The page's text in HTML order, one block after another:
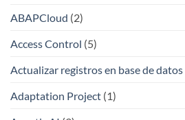
ABAPCloud (2)
Access Control (5)
Actualizar registros en base de datos
Adaptation Project (1)